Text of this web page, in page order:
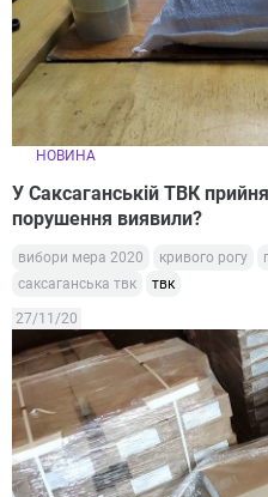
НОВИНА
У Саксаганській ТВК
порушення виявили?
вибори мера 2020 кривого рогу
саксаганська твк
твк
27/11/20